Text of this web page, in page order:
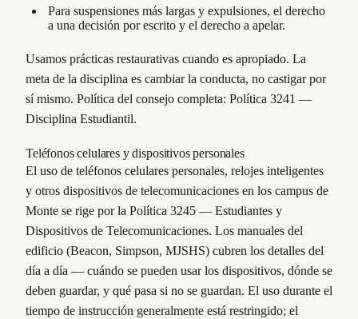
Para suspensiones más largas y expulsiones, el derecho
a una decisión por escrito y el derecho a apelar.
Usamos prácticas restaurativas cuando es apropiado. La
meta de la disciplina es cambiar la conducta, no castigar por
sí mismo. Política del consejo completa: Política 3241 —
Disciplina Estudiantil.
Teléfonos celulares y dispositivos personales
El uso de teléfonos celulares personales, relojes inteligentes
y otros dispositivos de telecomunicaciones en los campus de
Monte se rige por la Política 3245 — Estudiantes y
Dispositivos de Telecomunicaciones. Los manuales del
edificio (Beacon, Simpson, MJSHS) cubren los detalles del
día a día — cuándo se pueden usar los dispositivos, dónde se
deben guardar, y qué pasa si no se guardan. El uso durante el
tiempo de instrucción generalmente está restringido; el